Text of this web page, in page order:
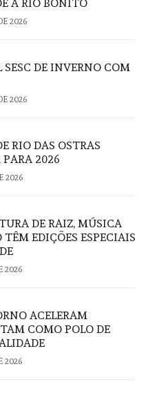
A RIO BONITO
2026
SESC DE INVERNO COM
2026
RIO DAS OSTRAS
2026
2026
DE RAIZ, MÚSICA
EDIÇÕES ESPECIAIS
2026
ACELERAM
COMO POLO DE
2026